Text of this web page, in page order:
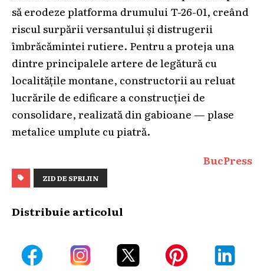
să erodeze platforma drumului T-26-01, creând
riscul surpării versantului și distrugerii
îmbrăcămintei rutiere. Pentru a proteja una
dintre principalele artere de legătură cu
localitățile montane, constructorii au reluat
lucrările de edificare a construcției de
consolidare, realizată din gabioane — plase
metalice umplute cu piatră.
BucPress
ZID DE SPRIJIN
Distribuie articolul